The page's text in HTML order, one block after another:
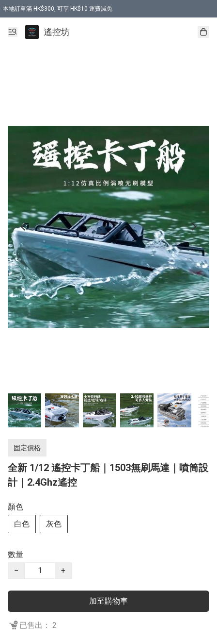
本地訂單滿 HK$300, 可享 HK$10 運費減免
購買 7.6V 6500mah 70C 電池 送 7.6V USB充電器
遙控坊
固定價格
全新 1/12 遙控卡丁船｜1503無刷馬達｜噴筒設
計｜2.4Ghz遙控
顏色
白色
灰色
數量
−
+
加至購物車
已售出： 2